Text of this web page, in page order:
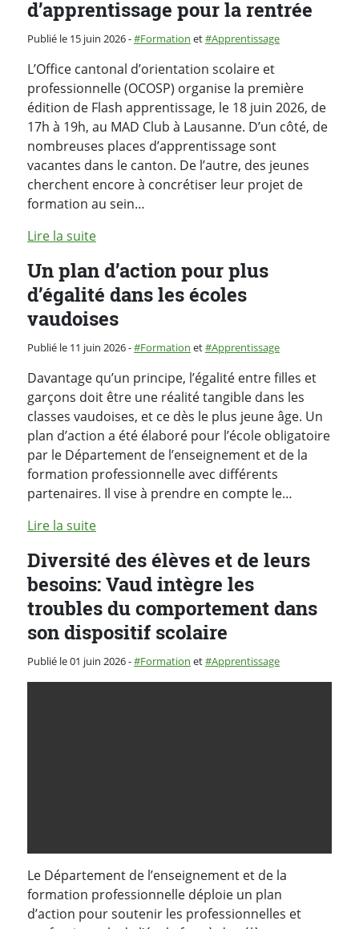
d’apprentissage pour la rentrée
Publié le 15 juin 2026-Catégorie :
Formation et Apprentissage
L’Office cantonal d’orientation scolaire et
professionnelle (OCOSP) organise la première
édition de Flash apprentissage, le 18 juin 2026, de
17h à 19h, au MAD Club à Lausanne. D’un côté, de
nombreuses places d’apprentissage sont
vacantes dans le canton. De l’autre, des jeunes
cherchent encore à concrétiser leur projet de
formation au sein…
Lire la suite
Un plan d’action pour plus
d’égalité dans les écoles
vaudoises
Publié le 11 juin 2026-Catégorie :
Formation et Apprentissage
Davantage qu’un principe, l’égalité entre filles et
garçons doit être une réalité tangible dans les
classes vaudoises, et ce dès le plus jeune âge. Un
plan d’action a été élaboré pour l’école obligatoire
par le Département de l’enseignement et de la
formation professionnelle avec différents
partenaires. Il vise à prendre en compte le…
Lire la suite
Diversité des élèves et de leurs
besoins: Vaud intègre les
troubles du comportement dans
son dispositif scolaire
Publié le 01 juin 2026-Catégorie :
Formation et Apprentissage
Le Département de l’enseignement et de la
formation professionnelle déploie un plan
d’action pour soutenir les professionnelles et